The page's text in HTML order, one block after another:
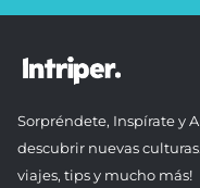
Sorpréndete, Inspírate y
descubrir nuevas
viajes, tips y mucho más!